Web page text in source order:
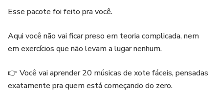
Esse pacote foi feito pra você.
Aqui você não vai ficar preso em teoria complicada, nem
em exercícios que não levam a lugar nenhum.
👉 Você vai aprender 20 músicas de xote fáceis, pensadas
exatamente pra quem está começando do zero.